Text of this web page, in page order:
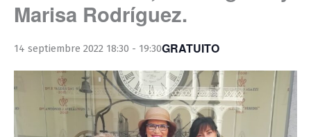
Marisa Rodríguez.
14 septiembre 2022 18:30 - 19:30GRATUITO